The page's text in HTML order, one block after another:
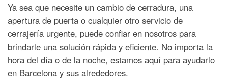
Ya sea que necesite un cambio de cerradura, una
apertura de puerta o cualquier otro servicio de
cerrajería urgente, puede confiar en nosotros para
brindarle una solución rápida y eficiente. No importa la
hora del día o de la noche, estamos aquí para ayudarlo
en Barcelona y sus alrededores.